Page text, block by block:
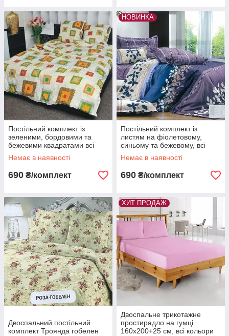
Постільний комплект із
зеленими, бордовими та
бежевими квадратами всі
розміри
Немає в наявності
690 ₴/комплект
НОВИНКА
Постільний комплект із
листям на фіолетовому,
синьому та бежевому, всі
розміри
Немає в наявності
690 ₴/комплект
Двоспальний постільний
комплект Троянда гобелен
ХИТ ПРОДАЖ
Двоспальне трикотажне
простирадло на гумці
160х200+25 см, всі кольори